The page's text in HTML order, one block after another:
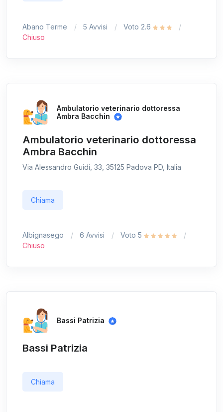
Abano Terme 5 Avvisi
Voto 2.6
Chiuso
Ambulatorio veterinario dottoressa
Ambra Bacchin
Ambulatorio veterinario dottoressa
Ambra Bacchin
Via Alessandro Guidi, 33, 35125 Padova PD, Italia
Chiama
Albignasego 6 Avvisi
Voto 5
Chiuso
Bassi Patrizia
Bassi Patrizia
Chiama